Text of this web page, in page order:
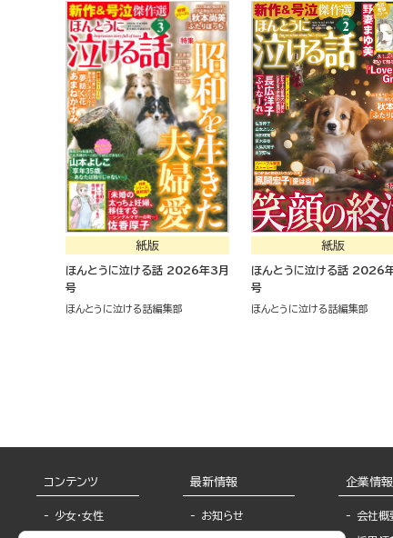
紙版
ほんとうに泣ける話 2026年3月
号
ほんとうに泣ける話編集部
紙版
ほんとうに泣ける話 2026
号
ほんとうに泣ける話編集部
コンテンツ
少女・女性
最新情報
お知らせ
企業情報
会社概